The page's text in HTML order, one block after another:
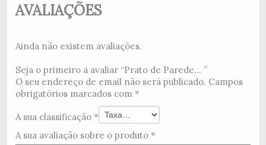
AVALIAÇÕES
Ainda não existem avaliações.
Seja o primeiro a avaliar “Prato de Parede... ”
O seu endereço de email não será publicado. Campos
obrigatórios marcados com *
A sua classificação *
A sua avaliação sobre o produto *